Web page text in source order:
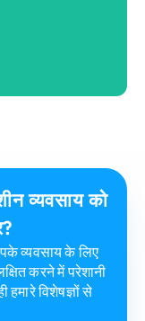
व्यवसाय को
व्यवसाय के लिए
करने में परेशानी
विशेषज्ञों से